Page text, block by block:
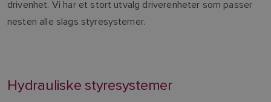
drivenhet. Vi har et stort utvalg driverenheter som passer
nesten alle slags styresystemer.
Hydrauliske styresystemer